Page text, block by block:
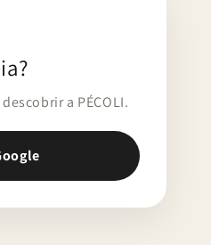
a PÉCOLI.